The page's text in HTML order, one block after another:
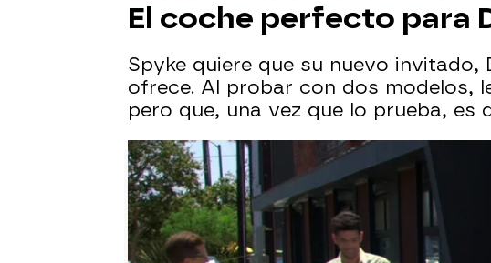
El coche perfecto para
Spyke quiere que su nuevo
ofrece. Al probar con dos modelos,
pero que, una vez que lo prueba, es